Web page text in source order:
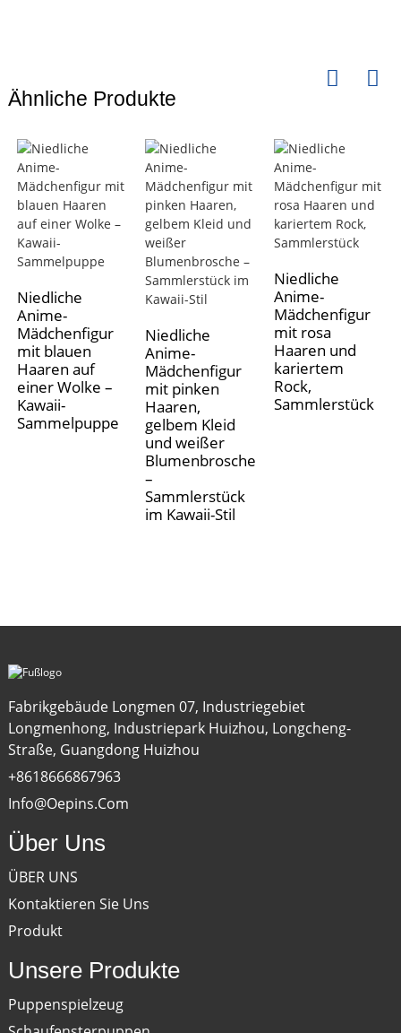
Ähnliche Produkte
Niedliche
Anime-
Mädchenfigur
mit blauen
Haaren auf
einer Wolke –
Kawaii-
Sammelpuppe
Niedliche
Anime-
Mädchenfigur
mit pinken
Haaren,
gelbem Kleid
und weißer
Blumenbrosche
–
Sammlerstück
im Kawaii-Stil
Niedliche
Anime-
Mädchenfigur
mit rosa
Haaren und
kariertem
Rock,
Sammlerstück
Fabrikgebäude Longmen 07, Industriegebiet
Longmenhong, Industriepark Huizhou, Longcheng-
Straße, Guangdong Huizhou
+8618666867963
Info@oepins.com
Über Uns
ÜBER UNS
Kontaktieren Sie Uns
Produkt
Unsere Produkte
Puppenspielzeug